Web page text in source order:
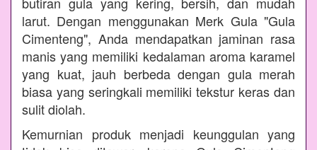
larut. Dengan menggunakan Merk Gula "Gula
Cimenteng", Anda mendapatkan jaminan rasa
manis yang memiliki kedalaman aroma karamel
yang kuat, jauh berbeda dengan gula merah
biasa yang seringkali memiliki tekstur keras dan
sulit diolah.
Kemurnian produk menjadi keunggulan yang